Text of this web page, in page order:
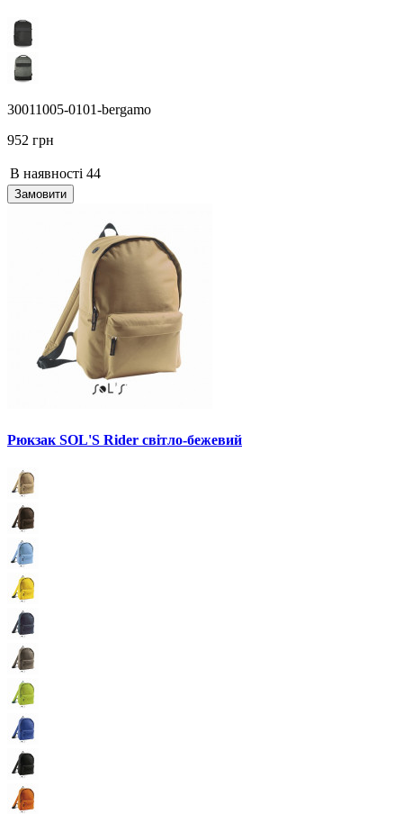
30011005-0101-bergamo
952 грн
В наявності 44
Замовити
Рюкзак SOL'S Rider світло-бежевий